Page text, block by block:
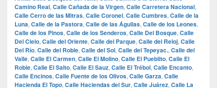
Camino Real, Calle Cañada de la Virgen, Calle Carretera Nacional,
Calle Cerro de las Mitras, Calle Coronel, Calle Cumbres, Calle de la
Luna, Calle de la Pastora, Calle de las Águilas, Calle de los Leones,
Calle de los Pinos, Calle de los Senderos, Calle Del Bosque, Calle
Del Cielo, Calle del Oriente, Calle del Parque, Calle del Reloj, Calle
Del Río, Calle del Roble, Calle del Sol, Calle del Tepeyac., Calle del
Valle, Calle El Carmen, Calle El Molino, Calle El Pueblito, Calle El
Roble, Calle El Salto, Calle El Sauz, Calle El Trébol, Calle Encanto,
Calle Encinos, Calle Fuente de los Olivos, Calle Garza, Calle
Hacienda El Topo, Calle Haciendas del Sur, Calle Juárez, Calle La